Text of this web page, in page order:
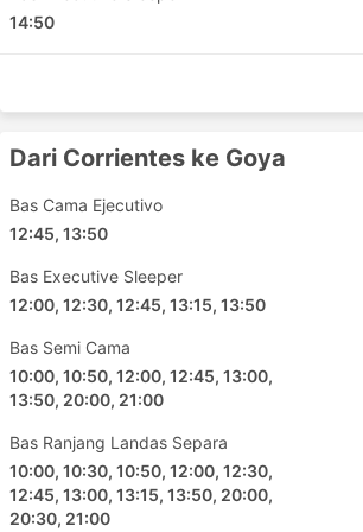
Salah satu perkara yang bagus
anda mengikut keperluan anda untuk
memenuhi keperluan pengembara
Perjalanan termurah biasanya
tempatan, ekspres atau biasa. Ini
bagus untuk perjalanan yang lebih
tempat tidur atau koc VIP adalah
perjalanan yang lebih lama dan
mungkin menawarkan tempat tidur
bersandar lembut yang luas,
urutan terbina-dalam, selimut,
ringan, atau lebih banyak menu
atau semasa berhenti untuk ke tandas
minyak. Perjalanan dengan bas malam
14:50
Dari Corrientes ke Goya
Bas Cama Ejecutivo
12:45, 13:50
Bas Executive Sleeper
12:00, 12:30, 12:45, 13:15, 13:50
Bas Semi Cama
10:00, 10:50, 12:00, 12:45, 13:00,
13:50, 20:00, 21:00
Bas Ranjang Landas Separa
10:00, 10:30, 10:50, 12:00, 12:30,
12:45, 13:00, 13:15, 13:50, 20:00,
20:30, 21:00